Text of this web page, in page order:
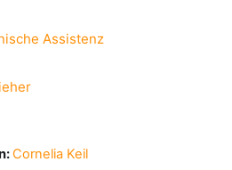
Assistenz
Cornelia Keil